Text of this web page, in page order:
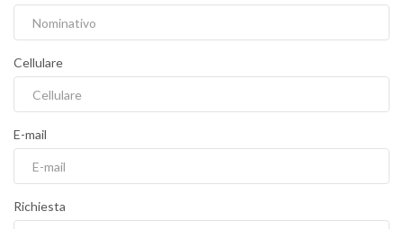
Cellulare
E-mail
Richiesta